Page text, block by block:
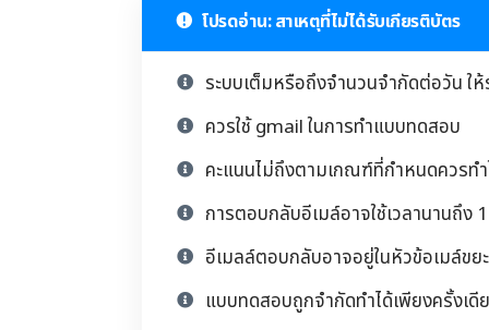
โปรดอ่าน: สาเหตุที่ไม่ได้รับเกียรติบัตร
ระบบเต็มหรือถึงจำนวนจำกัดต่อวัน ใ
ควรใช้ gmail ในการทำแบบทดสอบ
คะแนนไม่ถึงตามเกณฑ์ที่กำหนดควรทำ
การตอบกลับอีเมล์อาจใช้เวลานานถึง
อีเมลล์ตอบกลับอาจอยู่ในหัวข้อเมล์ข
แบบทดสอบถูกจำกัดทำได้เพียงครั้งเดี